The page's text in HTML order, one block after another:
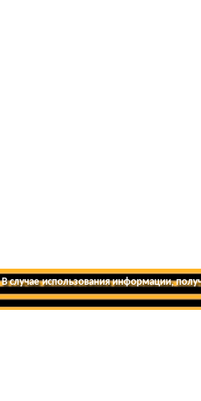
В случае использования информации,